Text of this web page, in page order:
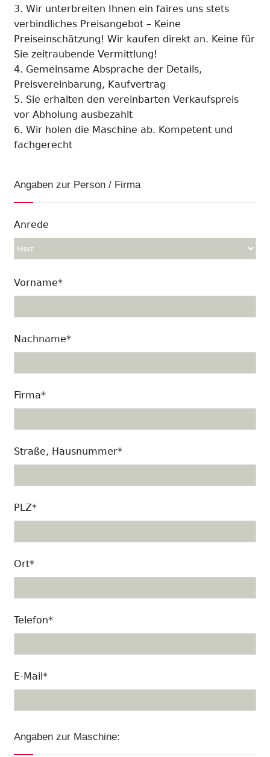
Wir unterbreiten Ihnen ein faires uns stets
verbindliches Preisangebot – Keine
Preiseinschätzung! Wir kaufen direkt an. Keine für
Sie zeitraubende Vermittlung!
Gemeinsame Absprache der Details,
Preisvereinbarung, Kaufvertrag
Sie erhalten den vereinbarten Verkaufspreis
vor Abholung ausbezahlt
Wir holen die Maschine ab. Kompetent und
fachgerecht
Angaben zur Person / Firma
Anrede
Vorname*
Nachname*
Firma*
Straße, Hausnummer*
PLZ*
Ort*
Telefon*
E-Mail*
Angaben zur Maschine: